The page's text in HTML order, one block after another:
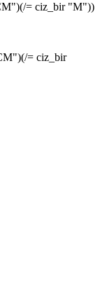
= ciz_bir "M"))
= ciz_bir